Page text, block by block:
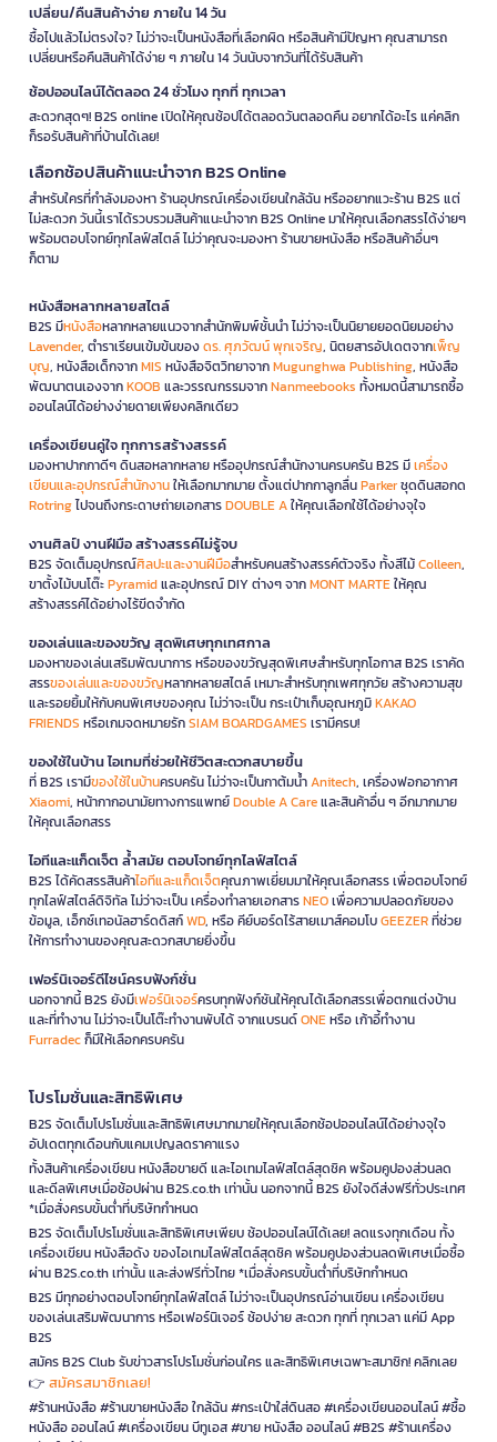
เปลี่ยน/คืนสินค้าง่าย ภายใน 14 วัน
ซื้อไปแล้วไม่ตรงใจ? ไม่ว่าจะเป็นหนังสือที่เลือกผิด หรือสินค้ามีปัญหา คุณสามารถ
เปลี่ยนหรือคืนสินค้าได้ง่าย ๆ ภายใน 14 วันนับจากวันที่ได้รับสินค้า
ช้อปออนไลน์ได้ตลอด 24 ชั่วโมง ทุกที่ ทุกเวลา
สะดวกสุดๆ! B2S online เปิดให้คุณช้อปได้ตลอดวันตลอดคืน อยากได้อะไร แค่คลิก
ก็รอรับสินค้าที่บ้านได้เลย!
เลือกช้อปสินค้าแนะนำจาก B2S Online
สำหรับใครที่กำลังมองหา ร้านอุปกรณ์เครื่องเขียนใกล้ฉัน หรืออยากแวะร้าน B2S แต่
ไม่สะดวก วันนี้เราได้รวบรวมสินค้าแนะนำจาก B2S Online มาให้คุณเลือกสรรได้ง่ายๆ
พร้อมตอบโจทย์ทุกไลฟ์สไตล์ ไม่ว่าคุณจะมองหา ร้านขายหนังสือ หรือสินค้าอื่นๆ
ก็ตาม
หนังสือหลากหลายสไตล์
B2S มีหนังสือหลากหลายแนวจากสำนักพิมพ์ชั้นนำ ไม่ว่าจะเป็นนิยายยอดนิยมอย่าง
Lavender, ตำราเรียนเข้มข้นของดร. ศุภวัฒน์ พุกเจริญ, นิตยสารอัปเดตจากเพ็ญ
บุญ, หนังสือเด็กจากMIS หนังสือจิตวิทยาจากMugunghwa Publishing, หนังสือ
พัฒนาตนเองจากKOOB และวรรณกรรมจากNanmeebooks ทั้งหมดนี้สามารถซื้อ
ออนไลน์ได้อย่างง่ายดายเพียงคลิกเดียว
เครื่องเขียนคู่ใจ ทุกการสร้างสรรค์
มองหาปากกาดีๆ ดินสอหลากหลาย หรืออุปกรณ์สำนักงานครบครัน B2S มีเครื่อง
เขียนและอุปกรณ์สำนักงานให้เลือกมากมาย ตั้งแต่ปากกาลูกลื่นParkerชุดดินสอกด
Rotringไปจนถึงกระดาษถ่ายเอกสารDOUBLE Aให้คุณเลือกใช้ได้อย่างจุใจ
งานศิลป์ งานฝีมือ สร้างสรรค์ไม่รู้จบ
B2S จัดเต็มอุปกรณ์ศิลปะและงานฝีมือสำหรับคนสร้างสรรค์ตัวจริง ทั้งสีไม้Colleen,
ขาตั้งไม้บนโต๊ะPyramidและอุปกรณ์ DIY ต่างๆ จากMONT MARTEให้คุณ
สร้างสรรค์ได้อย่างไร้ขีดจำกัด
ของเล่นและของขวัญ สุดพิเศษทุกเทศกาล
มองหาของเล่นเสริมพัฒนาการ หรือของขวัญสุดพิเศษสำหรับทุกโอกาส B2S เราคัด
สรรของเล่นและของขวัญหลากหลายสไตล์ เหมาะสำหรับทุกเพศทุกวัย สร้างความสุข
และรอยยิ้มให้กับคนพิเศษของคุณ ไม่ว่าจะเป็น กระเป๋าเก็บอุณหภูมิKAKAO
FRIENDS หรือเกมจดหมายรักSIAM BOARDGAMES เรามีครบ!
ของใช้ในบ้าน ไอเทมที่ช่วยให้ชีวิตสะดวกสบายขึ้น
ที่ B2S เรามีของใช้ในบ้านครบครัน ไม่ว่าจะเป็นกาต้มน้ำAnitech, เครื่องฟอกอากาศ
Xiaomi, หน้ากากอนามัยทางการแพทย์Double A Careและสินค้าอื่น ๆ อีกมากมาย
ให้คุณเลือกสรร
ไอทีและแก็ดเจ็ต ล้ำสมัย ตอบโจทย์ทุกไลฟ์สไตล์
B2S ได้คัดสรรสินค้าไอทีและแก็ดเจ็ตคุณภาพเยี่ยมมาให้คุณเลือกสรร เพื่อตอบโจทย์
ทุกไลฟ์สไตล์ดิจิทัล ไม่ว่าจะเป็น เครื่องทำลายเอกสารNEOเพื่อความปลอดภัยของ
ข้อมูล, เอ็กซ์เทอนัลฮาร์ดดิสก์WD, หรือ คีย์บอร์ดไร้สายเมาส์คอมโบGEEZERที่ช่วย
ให้การทำงานของคุณสะดวกสบายยิ่งขึ้น
เฟอร์นิเจอร์ดีไซน์ครบฟังก์ชั่น
นอกจากนี้ B2S ยังมีเฟอร์นิเจอร์ครบทุกฟังก์ชันให้คุณได้เลือกสรรเพื่อตกแต่งบ้าน
และที่ทำงาน ไม่ว่าจะเป็นโต๊ะทำงานพับได้ จากแบรนด์ONEหรือ เก้าอี้ทำงาน
Furradecก็มีให้เลือกครบครัน
โปรโมชั่นและสิทธิพิเศษ
B2S จัดเต็มโปรโมชั่นและสิทธิพิเศษมากมายให้คุณเลือกช้อปออนไลน์ได้อย่างจุใจ
อัปเดตทุกเดือนกับแคมเปญลดราคาแรง
ทั้งสินค้าเครื่องเขียน หนังสือขายดี และไอเทมไลฟ์สไตล์สุดชิค พร้อมคูปองส่วนลด
และดีลพิเศษเมื่อช้อปผ่าน B2S.co.th เท่านั้น นอกจากนี้ B2S ยังใจดีส่งฟรีทั่วประเทศ
*เมื่อสั่งครบขั้นต่ำที่บริษัทกำหนด
B2S จัดเต็มโปรโมชั่นและสิทธิพิเศษเพียบ ช้อปออนไลน์ได้เลย! ลดแรงทุกเดือน ทั้ง
เครื่องเขียน หนังสือดัง ของไอเทมไลฟ์สไตล์สุดชิค พร้อมคูปองส่วนลดพิเศษเมื่อซื้อ
ผ่าน B2S.co.th เท่านั้น และส่งฟรีทั่วไทย *เมื่อสั่งครบขั้นต่ำที่บริษัทกำหนด
B2S มีทุกอย่างตอบโจทย์ทุกไลฟ์สไตล์ ไม่ว่าจะเป็นอุปกรณ์อ่านเขียน เครื่องเขียน
ของเล่นเสริมพัฒนาการ หรือเฟอร์นิเจอร์ ช้อปง่าย สะดวก ทุกที่ ทุกเวลา แค่มี App
B2S
สมัคร B2S Club รับข่าวสารโปรโมชั่นก่อนใคร และสิทธิพิเศษเฉพาะสมาชิก! คลิกเลย
👉 สมัครสมาชิกเลย!
#ร้านหนังสือ #ร้านขายหนังสือ ใกล้ฉัน #กระเป๋าใส่ดินสอ #เครื่องเขียนออนไลน์ #ซื้อ
หนังสือ ออนไลน์ #เครื่องเขียน บีทูเอส #ขาย หนังสือ ออนไลน์ #B2S #ร้านเครื่อง